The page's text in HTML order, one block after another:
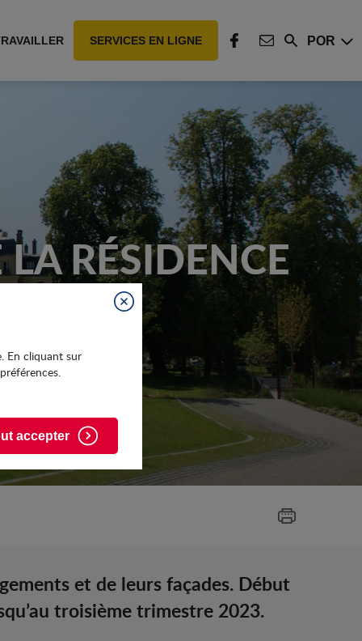
Fermer
En cliquant sur
accepter
SERVICES EN LIGNE
FACEBOOK
CONTACT
Rechercher
POR
RÉSIDENCE
et de leurs façades. Début
troisième trimestre 2023.